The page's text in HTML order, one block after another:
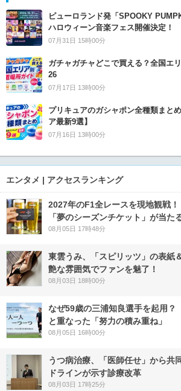
ピューロランド発「SPOOKY
ハロウィーン音楽フェス開催決定！
07月31日 15時00分
ガチャガチャどこで買える？全国エ
26
07月17日 13時00分
プリキュアのガシャポン全種類まと
ア最新9選】
07月16日 13時00分
エンタメ | アクセスランキング
2027年のF1全レースを現地観戦
「夢のシーズンチケット」が当た
08月05日 17時48分
東雲うみ、「スピリッツ」の表紙
艶な雰囲気でファンを魅了！
08月03日 18時00分
なぜ59歳の三浦知良選手を起用
と重なった「努力の積み重ね」
08月05日 16時00分
うつ病治療、「医師任せ」から
ドラインが示す診療改革
08月03日 17時25分